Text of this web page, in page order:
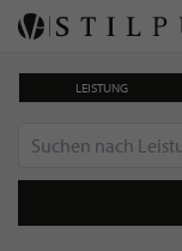
LEISTUNG